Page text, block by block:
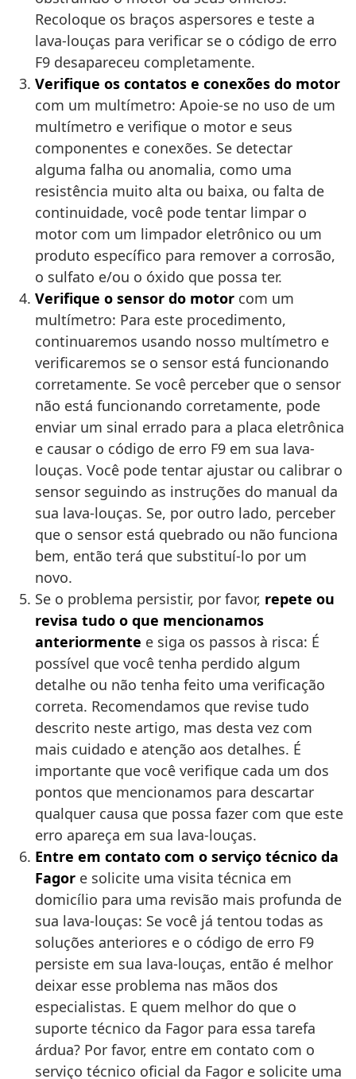
Recoloque os braços aspersores e teste a
lava-louças para verificar se o código de erro
F9 desapareceu completamente.
Verifique os contatos e conexões do motor
com um multímetro: Apoie-se no uso de um
multímetro e verifique o motor e seus
componentes e conexões. Se detectar
alguma falha ou anomalia, como uma
resistência muito alta ou baixa, ou falta de
continuidade, você pode tentar limpar o
motor com um limpador eletrônico ou um
produto específico para remover a corrosão,
o sulfato e/ou o óxido que possa ter.
Verifique o sensor do motor com um
multímetro: Para este procedimento,
continuaremos usando nosso multímetro e
verificaremos se o sensor está funcionando
corretamente. Se você perceber que o sensor
não está funcionando corretamente, pode
enviar um sinal errado para a placa eletrônica
e causar o código de erro F9 em sua lava-
louças. Você pode tentar ajustar ou calibrar o
sensor seguindo as instruções do manual da
sua lava-louças. Se, por outro lado, perceber
que o sensor está quebrado ou não funciona
bem, então terá que substituí-lo por um
novo.
Se o problema persistir, por favor, repete ou
revisa tudo o que mencionamos
anteriormente e siga os passos à risca: É
possível que você tenha perdido algum
detalhe ou não tenha feito uma verificação
correta. Recomendamos que revise tudo
descrito neste artigo, mas desta vez com
mais cuidado e atenção aos detalhes. É
importante que você verifique cada um dos
pontos que mencionamos para descartar
qualquer causa que possa fazer com que este
erro apareça em sua lava-louças.
Entre em contato com o serviço técnico da
Fagor e solicite uma visita técnica em
domicílio para uma revisão mais profunda de
sua lava-louças: Se você já tentou todas as
soluções anteriores e o código de erro F9
persiste em sua lava-louças, então é melhor
deixar esse problema nas mãos dos
especialistas. E quem melhor do que o
suporte técnico da Fagor para essa tarefa
árdua? Por favor, entre em contato com o
serviço técnico oficial da Fagor e solicite uma